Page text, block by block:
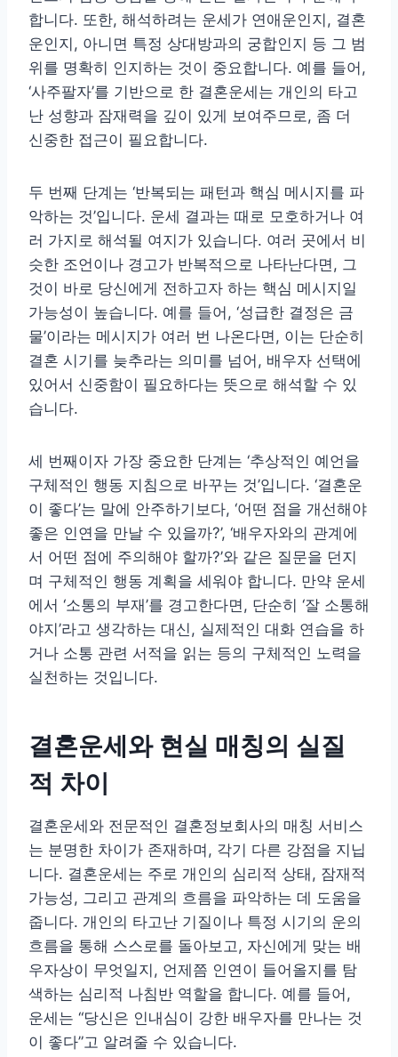
합니다. 또한, 해석하려는 운세가 연애운인지, 결혼
운인지, 아니면 특정 상대방과의 궁합인지 등 그 범
위를 명확히 인지하는 것이 중요합니다. 예를 들어,
‘사주팔자’를 기반으로 한 결혼운세는 개인의 타고
난 성향과 잠재력을 깊이 있게 보여주므로, 좀 더
신중한 접근이 필요합니다.
두 번째 단계는 ‘반복되는 패턴과 핵심 메시지를 파
악하는 것’입니다. 운세 결과는 때로 모호하거나 여
러 가지로 해석될 여지가 있습니다. 여러 곳에서 비
슷한 조언이나 경고가 반복적으로 나타난다면, 그
것이 바로 당신에게 전하고자 하는 핵심 메시지일
가능성이 높습니다. 예를 들어, ‘성급한 결정은 금
물’이라는 메시지가 여러 번 나온다면, 이는 단순히
결혼 시기를 늦추라는 의미를 넘어, 배우자 선택에
있어서 신중함이 필요하다는 뜻으로 해석할 수 있
습니다.
세 번째이자 가장 중요한 단계는 ‘추상적인 예언을
구체적인 행동 지침으로 바꾸는 것’입니다. ‘결혼운
이 좋다’는 말에 안주하기보다, ‘어떤 점을 개선해야
좋은 인연을 만날 수 있을까?’, ‘배우자와의 관계에
서 어떤 점에 주의해야 할까?’와 같은 질문을 던지
며 구체적인 행동 계획을 세워야 합니다. 만약 운세
에서 ‘소통의 부재’를 경고한다면, 단순히 ‘잘 소통해
야지’라고 생각하는 대신, 실제적인 대화 연습을 하
거나 소통 관련 서적을 읽는 등의 구체적인 노력을
실천하는 것입니다.
결혼운세와 현실 매칭의 실질
적 차이
결혼운세와 전문적인 결혼정보회사의 매칭 서비스
는 분명한 차이가 존재하며, 각기 다른 강점을 지닙
니다. 결혼운세는 주로 개인의 심리적 상태, 잠재적
가능성, 그리고 관계의 흐름을 파악하는 데 도움을
줍니다. 개인의 타고난 기질이나 특정 시기의 운의
흐름을 통해 스스로를 돌아보고, 자신에게 맞는 배
우자상이 무엇일지, 언제쯤 인연이 들어올지를 탐
색하는 심리적 나침반 역할을 합니다. 예를 들어,
운세는 “당신은 인내심이 강한 배우자를 만나는 것
이 좋다”고 알려줄 수 있습니다.